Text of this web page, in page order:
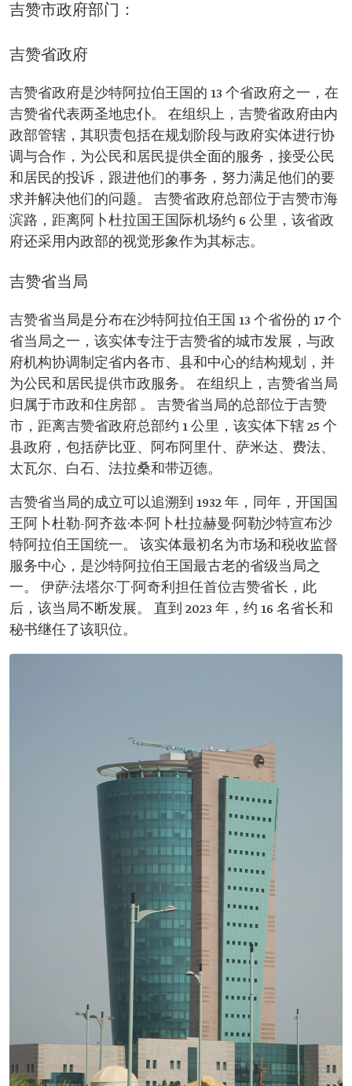
吉赞市政府部门：
吉赞省政府
吉赞省政府是沙特阿拉伯王国的 13 个省政府之一，在
吉赞省代表两圣地忠仆。 在组织上，吉赞省政府由内
政部管辖，其职责包括在规划阶段与政府实体进行协
调与合作，为公民和居民提供全面的服务，接受公民
和居民的投诉，跟进他们的事务，努力满足他们的要
求并解决他们的问题。 吉赞省政府总部位于吉赞市海
滨路，距离阿卜杜拉国王国际机场约 6 公里，该省政
府还采用内政部的视觉形象作为其标志。
吉赞省当局
吉赞省当局是分布在沙特阿拉伯王国 13 个省份的 17 个
省当局之一，该实体专注于吉赞省的城市发展，与政
府机构协调制定省内各市、县和中心的结构规划，并
为公民和居民提供市政服务。 在组织上，吉赞省当局
归属于市政和住房部 。 吉赞省当局的总部位于吉赞
市，距离吉赞省政府总部约 1 公里，该实体下辖 25 个
县政府，包括萨比亚、阿布阿里什、萨米达、费法、
太瓦尔、白石、法拉桑和带迈德。
吉赞省当局的成立可以追溯到 1932 年，同年，开国国
王阿卜杜勒-阿齐兹·本·阿卜杜拉赫曼·阿勒沙特宣布沙
特阿拉伯王国统一。 该实体最初名为市场和税收监督
服务中心，是沙特阿拉伯王国最古老的省级当局之
一。 伊萨·法塔尔·丁·阿奇利担任首位吉赞省长，此
后，该当局不断发展。 直到 2023 年，约 16 名省长和
秘书继任了该职位。